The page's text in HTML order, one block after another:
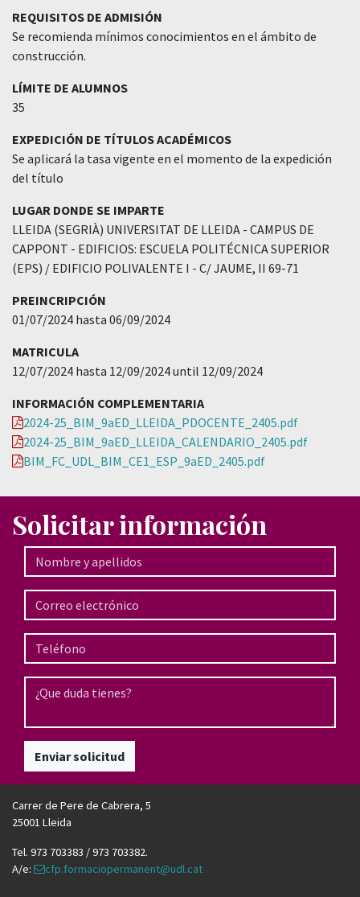
REQUISITOS DE ADMISIÓN
Se recomienda mínimos conocimientos en el ámbito de
construcción.
LÍMITE DE ALUMNOS
35
EXPEDICIÓN DE TÍTULOS ACADÉMICOS
Se aplicará la tasa vigente en el momento de la expedición
del título
LUGAR DONDE SE IMPARTE
LLEIDA (SEGRIÀ) UNIVERSITAT DE LLEIDA - CAMPUS DE
CAPPONT - EDIFICIOS: ESCUELA POLITÉCNICA SUPERIOR
(EPS) / EDIFICIO POLIVALENTE I - C/ JAUME, II 69-71
PREINCRIPCIÓN
01/07/2024 hasta 06/09/2024
MATRICULA
12/07/2024 hasta 12/09/2024 until 12/09/2024
INFORMACIÓN COMPLEMENTARIA
2024-25_BIM_9aED_LLEIDA_PDOCENTE_2405.pdf
2024-25_BIM_9aED_LLEIDA_CALENDARIO_2405.pdf
BIM_FC_UDL_BIM_CE1_ESP_9aED_2405.pdf
Solicitar información
Enviar solicitud
Carrer de Pere de Cabrera, 5
25001 Lleida
Tel. 973 703383 / 973 703382.
A/e:
cfp.formaciopermanent@udl.cat